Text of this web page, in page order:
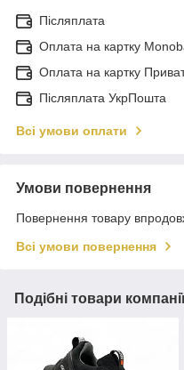
Післяплата
Оплата на картку
Оплата на картку
Післяплата УкрПошта
Всі умови оплати
Умови повернення
Повернення товару
Всі умови повернення
Подібні товари